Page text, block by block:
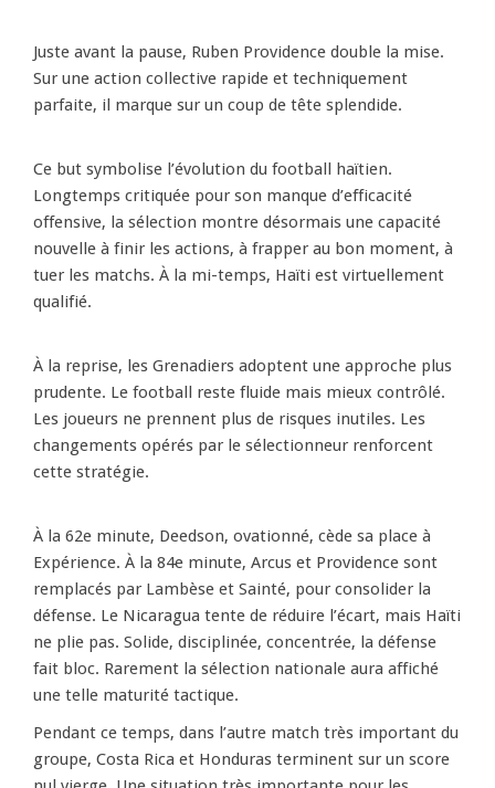
Juste avant la pause, Ruben Providence double la mise.
Sur une action collective rapide et techniquement
parfaite, il marque sur un coup de tête splendide.
Ce but symbolise l’évolution du football haïtien.
Longtemps critiquée pour son manque d’efficacité
offensive, la sélection montre désormais une capacité
nouvelle à finir les actions, à frapper au bon moment, à
tuer les matchs. À la mi-temps, Haïti est virtuellement
qualifié.
À la reprise, les Grenadiers adoptent une approche plus
prudente. Le football reste fluide mais mieux contrôlé.
Les joueurs ne prennent plus de risques inutiles. Les
changements opérés par le sélectionneur renforcent
cette stratégie.
À la 62e minute, Deedson, ovationné, cède sa place à
Expérience. À la 84e minute, Arcus et Providence sont
remplacés par Lambèse et Sainté, pour consolider la
défense. Le Nicaragua tente de réduire l’écart, mais Haïti
ne plie pas. Solide, disciplinée, concentrée, la défense
fait bloc. Rarement la sélection nationale aura affiché
une telle maturité tactique.
Pendant ce temps, dans l’autre match très important du
groupe, Costa Rica et Honduras terminent sur un score